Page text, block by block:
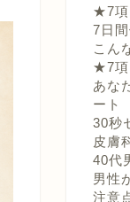
★7項
7日
こん
★7項
あな
ート
30秒
皮膚
40代
男性
注意